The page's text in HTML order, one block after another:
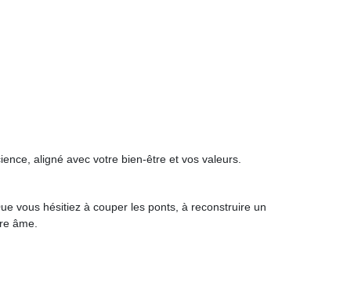
aligné avec votre bien-être et vos valeurs.
vous hésitiez à couper les ponts, à reconstruire un
âme.